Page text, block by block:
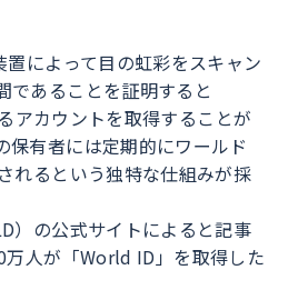
によって目の虹彩をスキャン
であることを証明すると
アカウントを取得することが
保有者には定期的にワールド
れるという独特な仕組みが採
）の公式サイトによると記事
人が「World ID」を取得した